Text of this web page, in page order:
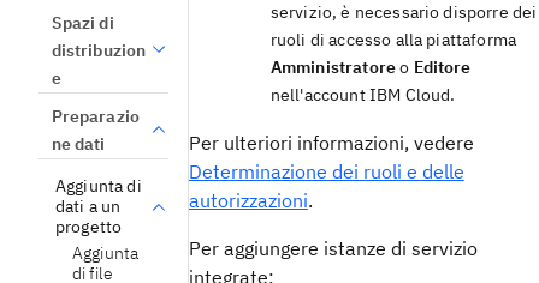
Spazi di
distribuzion
e
Preparazio
ne dati
Aggiunta di
dati a un
progetto
Aggiunta
di file
servizio, è necessario disporre dei
ruoli di accesso alla piattaforma
Amministratoreo Editore
nell'account IBM Cloud.
Per ulteriori informazioni, vedere
Determinazione dei ruoli e delle
autorizzazioni.
Per aggiungere istanze di servizio
integrate: